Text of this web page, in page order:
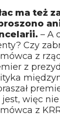
ma też
– A
Czy
z
z
jest, więc
z